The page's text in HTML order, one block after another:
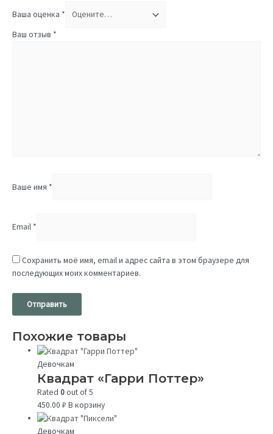
Ваша оценка *
Ваш отзыв *
Ваше имя *
Email *
Сохранить моё имя, email и адрес сайта в этом браузере для
последующих моих комментариев.
Похожие товары
Девочкам
Квадрат «Гарри Поттер»
Rated0out of 5
450.00₽ В корзину
Девочкам